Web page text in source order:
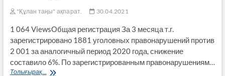
"Құлан таңы" ақпарат. 30.04.2021
1 064 ViewsОбщая регистрация За 3 месяца т.г.
зарегистрировано 1881 уголовных правонарушений против
2 001 за аналогичный период 2020 года, снижение
составило 6%. По зарегистрированным правонару­шениям…
Толығырақ...
Состояние